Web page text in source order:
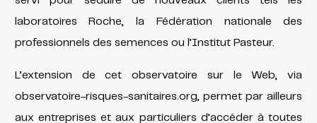
laboratoires Roche, la Fédération nationale des
professionnels des semences ou l’Institut Pasteur.
L’extension de cet observatoire sur le Web, via
observatoire-risques-sanitaires.org, permet par ailleurs
aux entreprises et aux particuliers d’accéder à toutes